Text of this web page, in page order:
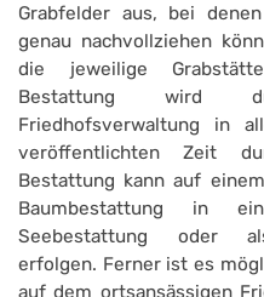
Grabfelder aus, bei
genau nachvollziehen
die jeweilige
Bestattung wird
Friedhofsverwaltung in
veröffentlichten Zeit
Bestattung kann auf
Baumbestattung in
Seebestattung oder
erfolgen. Ferner ist es